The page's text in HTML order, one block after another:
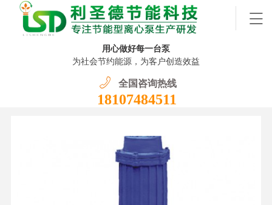
用心做好每一台泵
为社会节约能源，为客户创造效益
全国咨询热线
18107484511